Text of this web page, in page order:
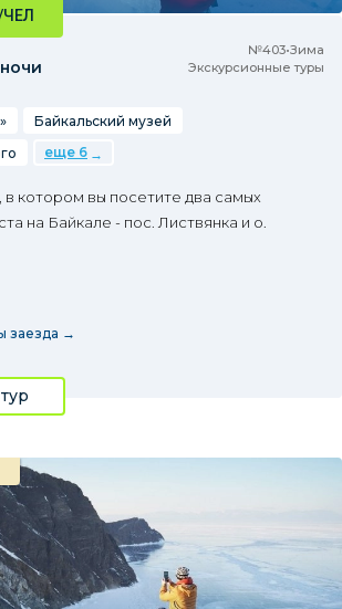
№403•Зима
Экскурсионные туры
Байкальский музей
еще 6
в котором вы посетите два самых
на Байкале - пос. Листвянка и о.
заезда →